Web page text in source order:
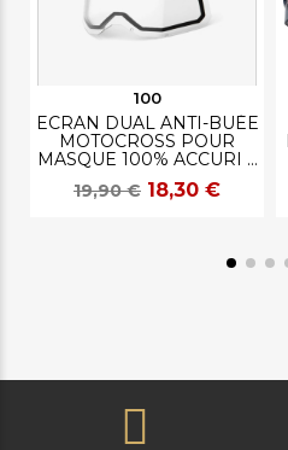
100
ECRAN DUAL ANTI-BUÉE
MOTOCROSS POUR
MASQUE 100% ACCURI 2
/ STRATA 2 / RACECRAFT
2
19,90 € 18,30 €